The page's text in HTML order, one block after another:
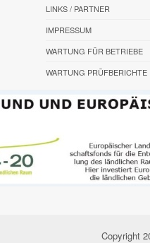
LINKS / PARTNER
IMPRESSUM
WARTUNG FÜR BETRIEBE
WARTUNG PRÜFBERICHTE
Copyright